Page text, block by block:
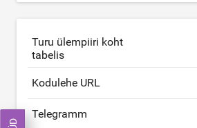
Turu ülempiiri koht
tabelis
Kodulehe URL
Telegramm